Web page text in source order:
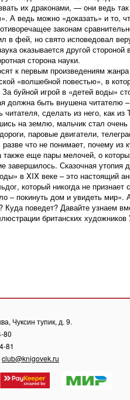
их драконами, — они ведь
А ведь можно «доказать» и то,
законам
в фей, но свято исповедовал
оказывается другой
сторона науки.
к первым произведениям
«волшебной повестью», в
буйной игрой в «детей воды»
должна быть внушена читателю
сделать из него, как из
на землю, мальчик стал
паровые двигатели,
что не понимает, почему из
также еще пары мелочей, о
завершилось. Сказочная утопия
в XIX веке – это настоящий
который никогда не признает
– покинуть дом и увидеть мир».
Куда поведет? Давайте узнаем
британских
Чуксин тупик, д. 9.
80
81
club@knigovek.ru